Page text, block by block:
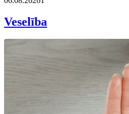
Veselība